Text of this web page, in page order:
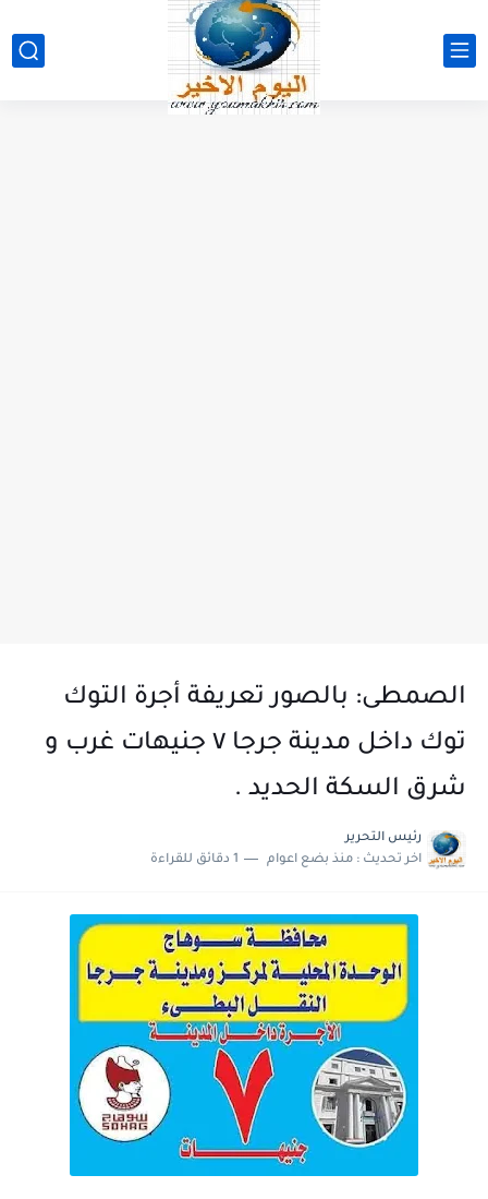
الصمطى: بالصور تعريفة أجرة التوك
توك داخل مدينة جرجا ٧ جنيهات غرب و
شرق السكة الحديد .
رئيس التحرير
اخر تحديث : منذ بضع اعوام 1 دقائق للقراءة